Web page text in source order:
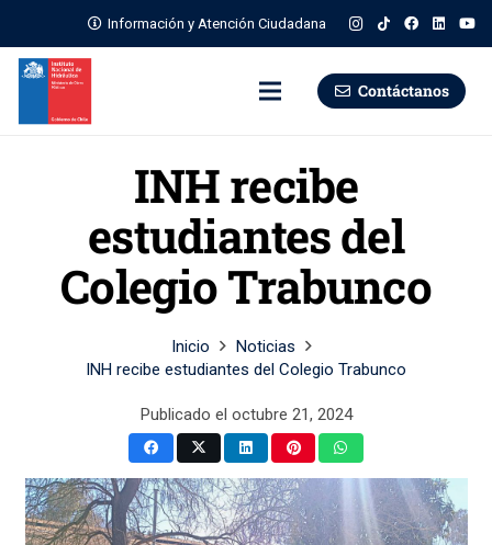
Información y Atención Ciudadana
Contáctanos
INH recibe
estudiantes del
Colegio Trabunco
Inicio
Noticias
INH recibe estudiantes del Colegio Trabunco
Publicado el octubre 21, 2024